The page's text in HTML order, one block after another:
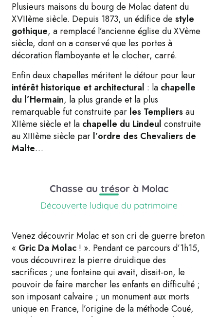
Plusieurs maisons du bourg de Molac datent du
XVIIème siècle. Depuis 1873, un édifice de style
gothique, a remplacé l’ancienne église du XVème
siècle, dont on a conservé que les portes à
décoration flamboyante et le clocher, carré.
Enfin deux chapelles méritent le détour pour leur
intérêt historique et architectural : la chapelle
du l’Hermain, la plus grande et la plus
remarquable fut construite par les Templiersau
XIIème siècle et la chapelle du Lindeul construite
au XIIIème siècle par l’ordre des Chevaliers de
Malte…
Chasse au trésor à Molac
Découverte ludique du patrimoine
Venez découvrir Molac et son cri de guerre breton
« Gric Da Molac ! ». Pendant ce parcours d’1h15,
vous découvrirez la pierre druidique des
sacrifices ; une fontaine qui avait, disait-on, le
pouvoir de faire marcher les enfants en difficulté ;
son imposant calvaire ; un monument aux morts
unique en France, l’origine de la méthode Coué,